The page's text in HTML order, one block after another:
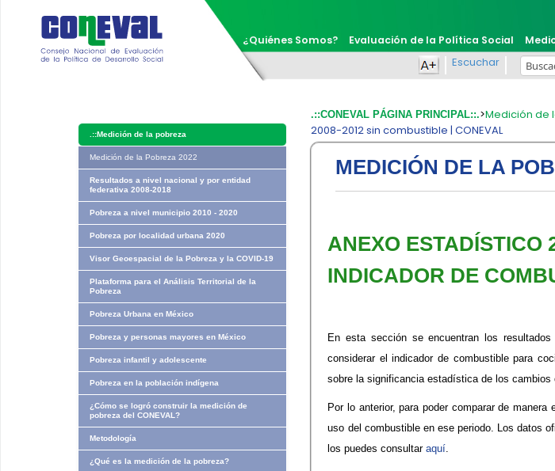
¿Quiénes Somos? Evaluación de la Política Social
Escuchar
.::Medición de la pobreza
Medición de la Pobreza 2022
Resultados a nivel nacional y por entidad
federativa 2008-2018
Pobreza a nivel municipio 2010 - 2020
Pobreza por localidad urbana 2020
Visor Geoespacial de la Pobreza y la COVID-19
Plataforma para el Análisis Territorial de la
Pobreza
Pobreza Urbana en México
Pobreza y personas mayores en México
Pobreza infantil y adolescente
Pobreza en la población indígena
¿Cómo se logró construir la medición de
pobreza del CONEVAL?
Metodología
¿Qué es la medición de la pobreza?
.::CONEVAL PÁGINA PRINCIPAL::.>Medición de
2008-2012 sin combustible | CONEVAL
MEDICIÓN DE LA
ANEXO ESTADÍSTICO
INDICADOR DE
En esta sección se encuentran los
considerar el indicador de combustible para
sobre la significancia estadística de los
Por lo anterior, para poder comparar de
uso del combustible en ese periodo. Los datos
los puedes consultaraq​​uí​.​​